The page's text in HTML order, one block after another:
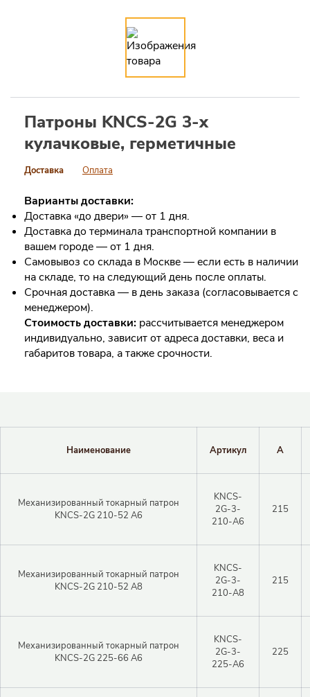
Патроны KNCS-2G 3-х
кулачковые, герметичные
Доставка Оплата
Варианты доставки:
Доставка «до двери» — от 1 дня.
Доставка до терминала транспортной компании в
вашем городе — от 1 дня.
Самовывоз со склада в Москве — если есть в наличии
на складе, то на следующий день после оплаты.
Срочная доставка — в день заказа (согласовывается с
менеджером).
Стоимость доставки: рассчитывается менеджером
индивидуально, зависит от адреса доставки, веса и
габаритов товара, а также срочности.
Наименование Артикул A
Механизированный токарный патрон
KNCS-2G 210-52 A6
KNCS-
2G-3-
210-A6
215
Механизированный токарный патрон
KNCS-2G 210-52 A8
KNCS-
2G-3-
210-A8
215
Механизированный токарный патрон
KNCS-2G 225-66 A6
KNCS-
2G-3-
225-A6
225